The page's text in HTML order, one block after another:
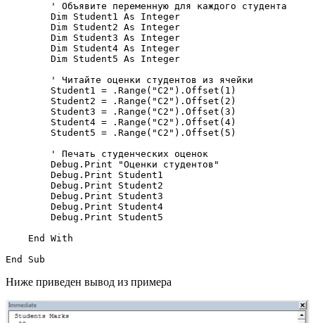
        ' Объявите переменную для каждого студента
        Dim Student1 As Integer
        Dim Student2 As Integer
        Dim Student3 As Integer
        Dim Student4 As Integer
        Dim Student5 As Integer
        ' Читайте оценки студентов из ячейки
        Student1 = .Range("C2").Offset(1)
        Student2 = .Range("C2").Offset(2)
        Student3 = .Range("C2").Offset(3)
        Student4 = .Range("C2").Offset(4)
        Student5 = .Range("C2").Offset(5)
        ' Печать студенческих оценок
        Debug.Print "Оценки студентов"
        Debug.Print Student1
        Debug.Print Student2
        Debug.Print Student3
        Debug.Print Student4
        Debug.Print Student5
    End With
Ниже приведен вывод из примера